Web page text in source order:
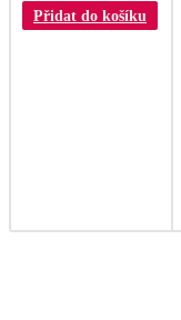
Přidat do košíku